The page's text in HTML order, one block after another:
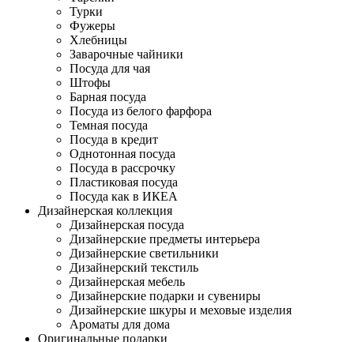
Турки
Фужеры
Хлебницы
Заварочные чайники
Посуда для чая
Штофы
Барная посуда
Посуда из белого фарфора
Темная посуда
Посуда в кредит
Однотонная посуда
Посуда в рассрочку
Пластиковая посуда
Посуда как в ИКЕА
Дизайнерская коллекция
Дизайнерская посуда
Дизайнерские предметы интерьера
Дизайнерские светильники
Дизайнерский текстиль
Дизайнерская мебель
Дизайнерские подарки и сувениры
Дизайнерские шкуры и меховые изделия
Ароматы для дома
Оригинальные подарки